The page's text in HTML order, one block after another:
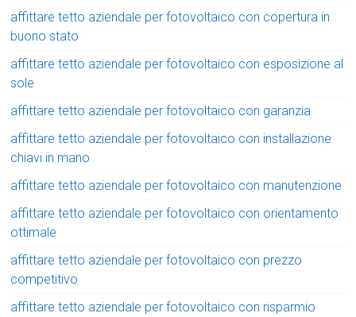
affittare tetto aziendale per fotovoltaico con copertura in
buono stato
affittare tetto aziendale per fotovoltaico con esposizione al
sole
affittare tetto aziendale per fotovoltaico con garanzia
affittare tetto aziendale per fotovoltaico con installazione
chiavi in mano
affittare tetto aziendale per fotovoltaico con manutenzione
affittare tetto aziendale per fotovoltaico con orientamento
ottimale
affittare tetto aziendale per fotovoltaico con prezzo
competitivo
affittare tetto aziendale per fotovoltaico con risparmio